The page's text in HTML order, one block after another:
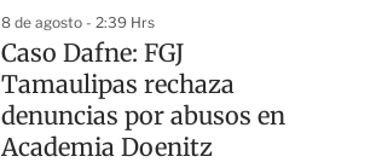
8 de agosto - 2:39 Hrs
Caso Dafne: FGJ
Tamaulipas rechaza
denuncias por abusos en
Academia Doenitz